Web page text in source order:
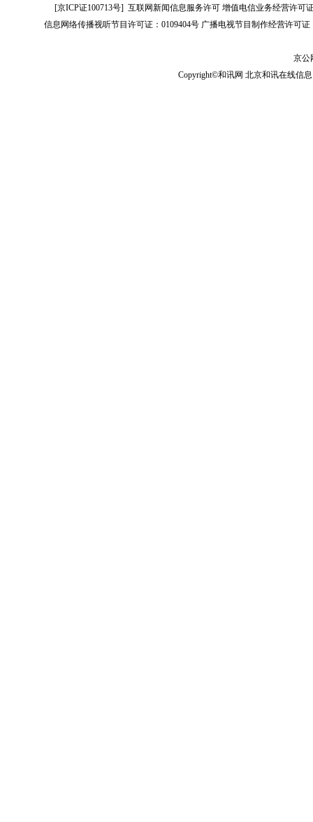
[京ICP证100713号]互联网新闻信息服务许可 增值电信业务经营许可
信息网络传播视听节目许可证：0109404号 广播电视节目制作经营许可证
京公
Copyright©和讯网 北京和讯在线信